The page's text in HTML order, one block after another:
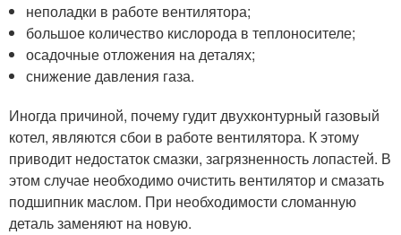
неполадки в работе вентилятора;
большое количество кислорода в теплоносителе;
осадочные отложения на деталях;
снижение давления газа.
Иногда причиной, почему гудит двухконтурный газовый
котел, являются сбои в работе вентилятора. К этому
приводит недостаток смазки, загрязненность лопастей. В
этом случае необходимо очистить вентилятор и смазать
подшипник маслом. При необходимости сломанную
деталь заменяют на новую.